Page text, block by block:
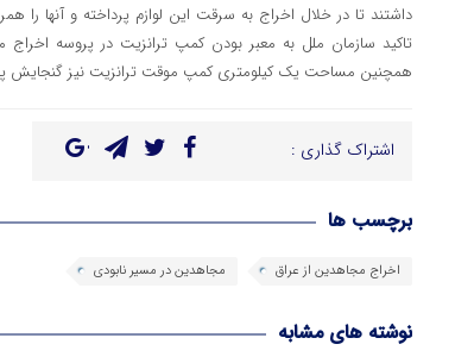
داشتند تا در خلال اخراج به سرقت این لوازم پرداخته و آنها را
تاکید سازمان ملل به معبر بودن کمپ ترانزیت در پروسه اخراج
همچنین مساحت یک کیلومتری کمپ موقت ترانزیت نیز گنجایش
اشتراک گذاری :
برچسب ها
اخراج مجاهدین از عراق مجاهدین در مسیر نابودی
نوشته های مشابه